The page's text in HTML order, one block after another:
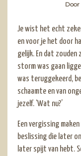
Door
Je wist het echt
en voor je het door
gelijk. En dat zouden
storm was gaan
was teruggekeerd,
schaamte en van
jezelf. ‘Wat nu?’
Een vergissing
beslissing die later
later spijt van hebt.